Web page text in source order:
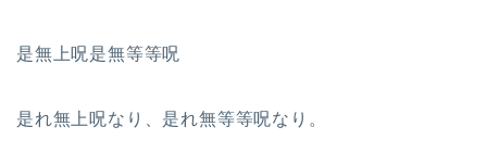
是無上呪是無等等呪
是れ無上呪なり、是れ無等等呪なり。